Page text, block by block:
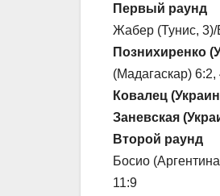
Первый раунд
Жабер (Тунис,
Познихиренко
(Мадагаскар) 6:2,
Ковалец
Заневская
Второй раунд
Босио
11:9